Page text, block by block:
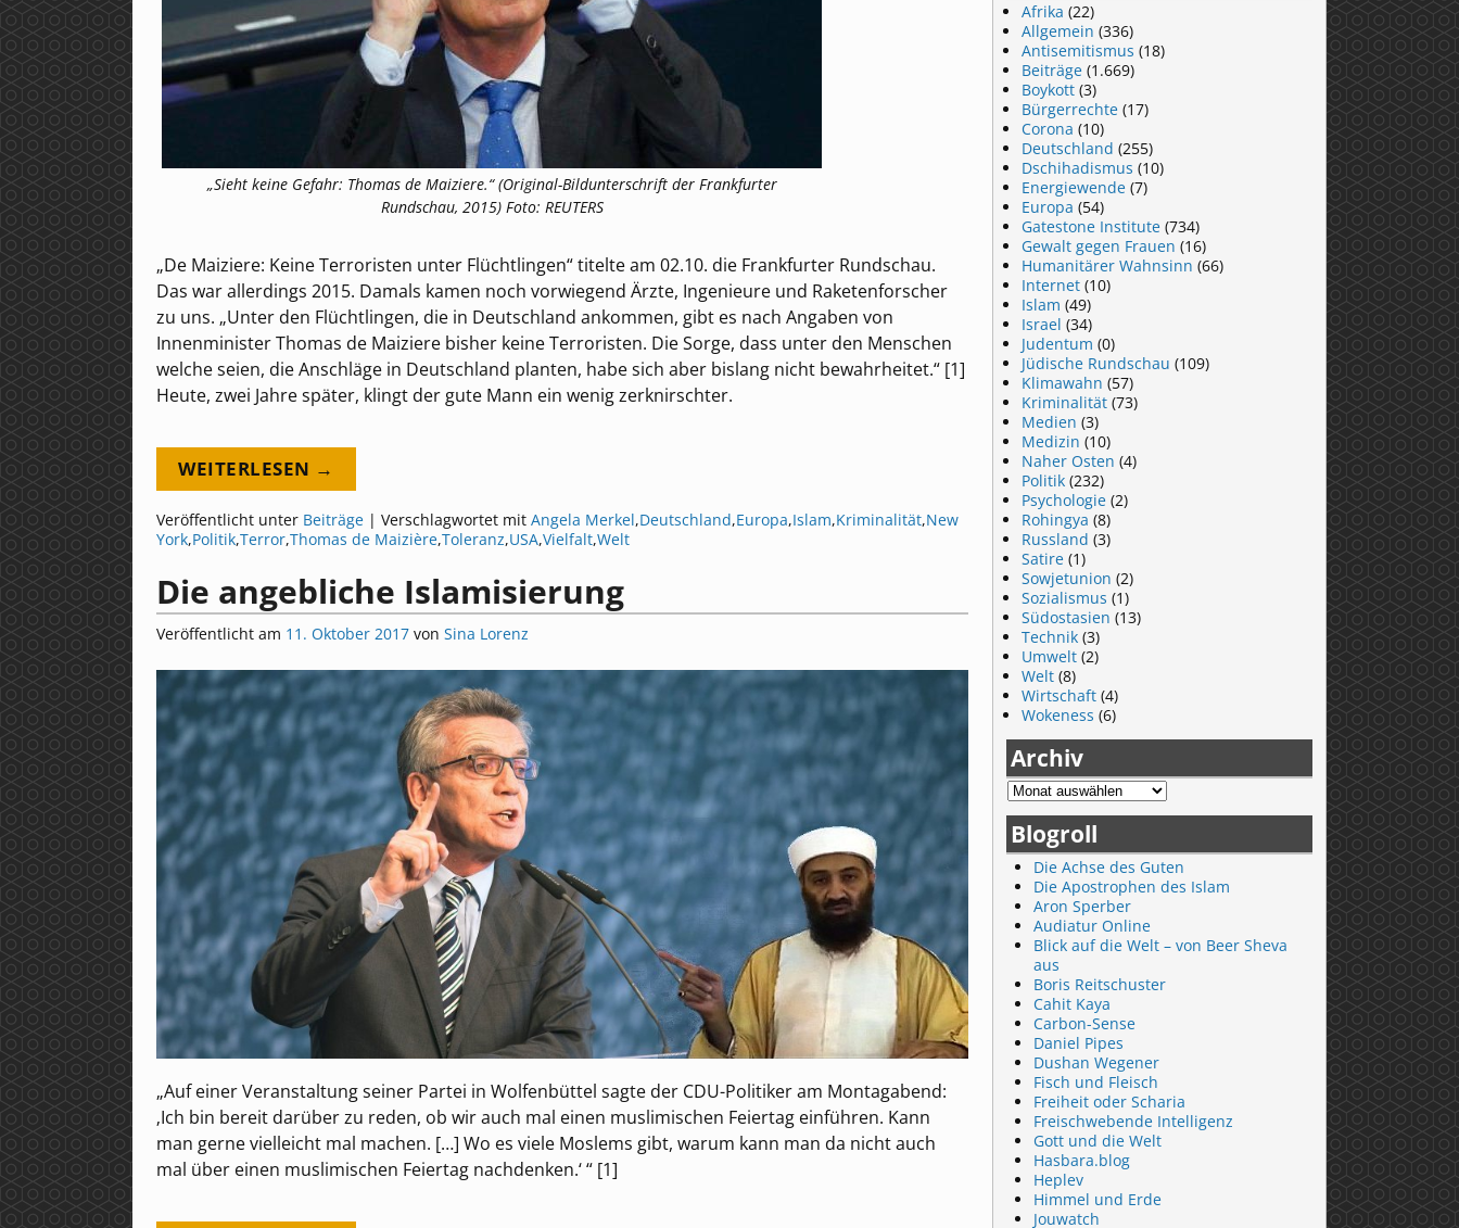
„Sieht keine Gefahr: Thomas de Maiziere.“ (Original-Bildunterschrift der Frankfurter
Rundschau, 2015) Foto: REUTERS
„De Maiziere: Keine Terroristen unter Flüchtlingen“ titelte am 02.10. die Frankfurter Rundschau.
Das war allerdings 2015. Damals kamen noch vorwiegend Ärzte, Ingenieure und Raketenforscher
zu uns. „Unter den Flüchtlingen, die in Deutschland ankommen, gibt es nach Angaben von
Innenminister Thomas de Maiziere bisher keine Terroristen. Die Sorge, dass unter den Menschen
welche seien, die Anschläge in Deutschland planten, habe sich aber bislang nicht bewahrheitet.“ [1]
Heute, zwei Jahre später, klingt der gute Mann ein wenig zerknirschter.
WEITERLESEN →
Veröffentlicht unter Beiträge | Verschlagwortet mit Angela Merkel,Deutschland,Europa,Islam,Kriminalität,New
York,Politik,Terror,Thomas de Maizière,Toleranz,USA,Vielfalt,Welt
Die angebliche Islamisierung
Veröffentlicht am 11. Oktober 2017 von Sina Lorenz
„Auf einer Veranstaltung seiner Partei in Wolfenbüttel sagte der CDU-Politiker am Montagabend:
‚Ich bin bereit darüber zu reden, ob wir auch mal einen muslimischen Feiertag einführen. Kann
man gerne vielleicht mal machen. […] Wo es viele Moslems gibt, warum kann man da nicht auch
mal über einen muslimischen Feiertag nachdenken.‘ “ [1]
Afrika (22)
Allgemein (336)
Antisemitismus (18)
Beiträge (1.669)
Boykott (3)
Bürgerrechte (17)
Corona (10)
Deutschland (255)
Dschihadismus (10)
Energiewende (7)
Europa (54)
Gatestone Institute (734)
Gewalt gegen Frauen (16)
Humanitärer Wahnsinn (66)
Internet (10)
Islam (49)
Israel (34)
Judentum (0)
Jüdische Rundschau (109)
Klimawahn (57)
Kriminalität (73)
Medien (3)
Medizin (10)
Naher Osten (4)
Politik (232)
Psychologie (2)
Rohingya (8)
Russland (3)
Satire (1)
Sowjetunion (2)
Sozialismus (1)
Südostasien (13)
Technik (3)
Umwelt (2)
Welt (8)
Wirtschaft (4)
Wokeness (6)
Archiv
Blogroll
Die Achse des Guten
Die Apostrophen des Islam
Aron Sperber
Audiatur Online
Blick auf die Welt – von Beer Sheva
aus
Boris Reitschuster
Cahit Kaya
Carbon-Sense
Daniel Pipes
Dushan Wegener
Fisch und Fleisch
Freiheit oder Scharia
Freischwebende Intelligenz
Gott und die Welt
Hasbara.blog
Heplev
Himmel und Erde
Jouwatch